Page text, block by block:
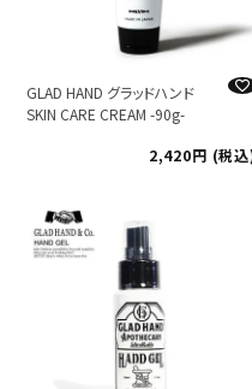
GLAD HAND グラッドハンド
SKIN CARE CREAM -90g-
2,420
税込